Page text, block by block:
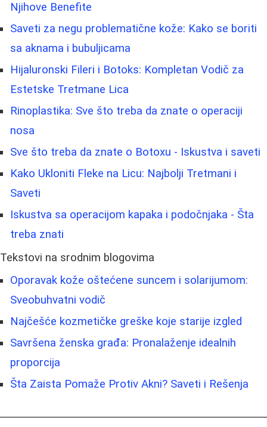
Njihove Benefite
Saveti za negu problematične kože: Kako se boriti
sa aknama i bubuljicama
Hijaluronski Fileri i Botoks: Kompletan Vodič za
Estetske Tretmane Lica
Rinoplastika: Sve što treba da znate o operaciji
nosa
Sve što treba da znate o Botoxu - Iskustva i saveti
Kako Ukloniti Fleke na Licu: Najbolji Tretmani i
Saveti
Iskustva sa operacijom kapaka i podočnjaka - Šta
treba znati
Tekstovi na srodnim blogovima
Oporavak kože oštećene suncem i solarijumom:
Sveobuhvatni vodič
Najčešće kozmetičke greške koje starije izgled
Savršena ženska građa: Pronalaženje idealnih
proporcija
Šta Zaista Pomaže Protiv Akni? Saveti i Rešenja